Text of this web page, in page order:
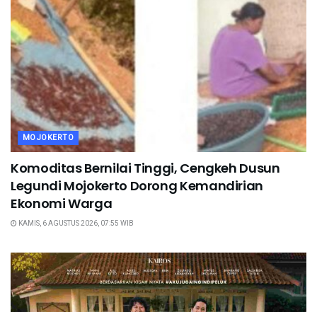
MOJOKERTO
Komoditas Bernilai Tinggi, Cengkeh Dusun
Legundi Mojokerto Dorong Kemandirian
Ekonomi Warga
KAMIS, 6 AGUSTUS 2026, 07:55 WIB